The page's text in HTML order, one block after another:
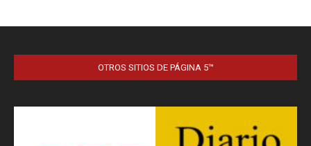
OTROS SITIOS DE PÁGINA 5™